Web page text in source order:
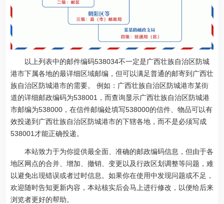
以上列表中的邮件编码538034不一定是广西壮族自治区防城
港市下属各地的最详细区域邮编，但可以满足普通的邮寄到广西壮
族自治区防城港市的需要。 例如：广西壮族自治区防城港市某街
道的详细邮政编码为538001，而查询显示广西壮族自治区防城港
市邮编为538000，在信件邮编处填写538000的信件、物品可以有
效投递到广西壮族自治区防城港市的下辖各地，而不是必须写成
538001才能正确投递。
本站致力于为你提供最全面、准确的邮政编码信息，但由于各
地区网点的合并、增加、撤销、变更以及行政区划调整等问题，难
以避免出现错误或者过时信息。如果你在使用中发现问题或不足，
欢迎随时告知更新内容，本站核实后会马上进行修改，以便给后来
浏览者更好的帮助。